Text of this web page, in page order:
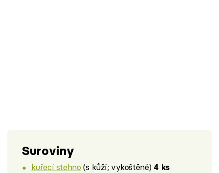
Suroviny
kuřecí stehno (s kůží; vykoštěné) 4 ks